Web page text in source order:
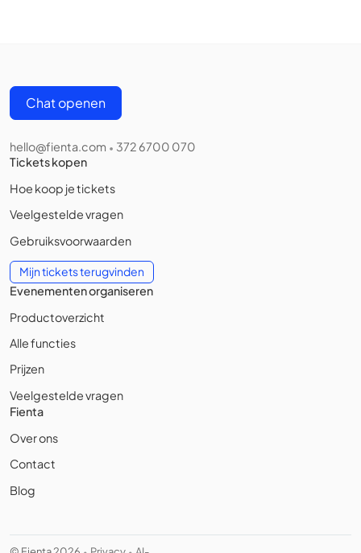
Chat openen
hello@fienta.com • 372 6700 070
Tickets kopen
Hoe koop je tickets
Veelgestelde vragen
Gebruiksvoorwaarden
Mijn tickets terugvinden
Evenementen organiseren
Productoverzicht
Alle functies
Prijzen
Veelgestelde vragen
Fienta
Over ons
Contact
Blog